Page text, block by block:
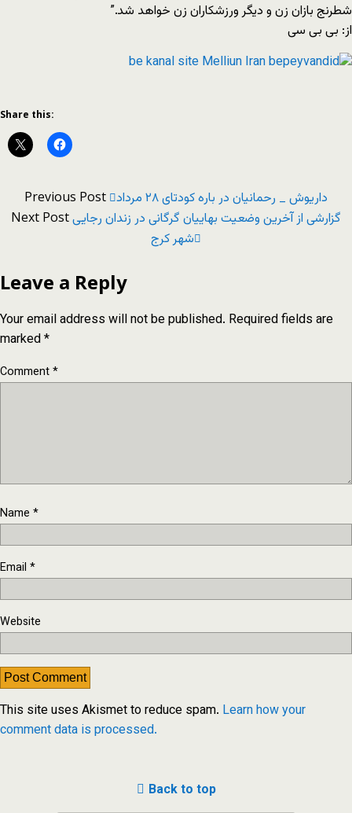
شطرنج بازان زن و دیگر ورزشکاران زن خواهد شد.”
از: بی بی سی
Share this:
Previous Post داریوش _ رحمانیان در باره کودتای ۲۸ مرداد
Next Postگزارشی از آخرین وضعیت بهاییان گرگانی در زندان رجایی
شهر کرج
Leave a Reply
Your email address will not be published. Required fields are
marked*
Comment*
Name *
Email *
Website
This site uses Akismet to reduce spam. Learn how your
comment data is processed.
Back to top